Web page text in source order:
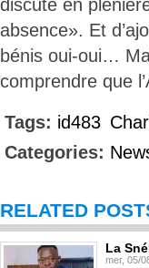
discuté en
absence». Et
bénis oui-oui…
comprendre que
Tags: id483
Categories:
RELATED
La
mer, 05/